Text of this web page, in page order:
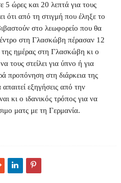
5 ώρες και 20 λεπτά για τους
ότι από τη στιγμή που έληξε το
στο λεωφορείο που θα
στη Γλασκώβη πέρασαν 12
ημέρας στη Γλασκώβη κι ο
τους στείλει για ύπνο ή για
προπόνηση στη διάρκεια της
εξηγήσεις από την
κι ο ιδανικός τρόπος για να
ματς με τη Γερμανία.